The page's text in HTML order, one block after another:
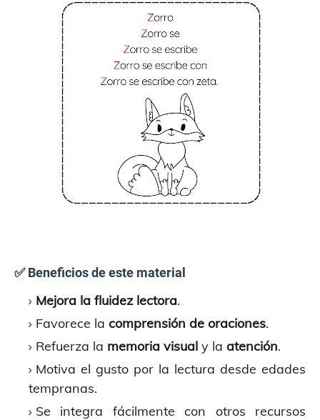
✅ Beneficios de este material
Mejora la fluidez lectora.
Favorece la comprensión de oraciones.
Refuerza la memoria visual y la atención.
Motiva el gusto por la lectura desde edades
tempranas.
Se integra fácilmente con otros recursos